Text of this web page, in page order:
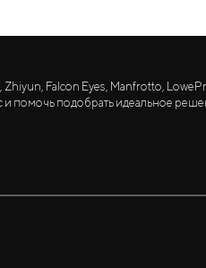
Falcon Eyes, Manfrotto,
помочь подобрать идеальное